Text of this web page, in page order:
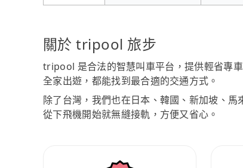
關於 tripool 旅步
tripool 是合法的智慧叫車平台，提供輕省專
全家出遊，都能找到最合適的交通方式。
除了台灣，我們也在日本、韓國、新加坡、
從下飛機開始就無縫接軌，方便又省心。